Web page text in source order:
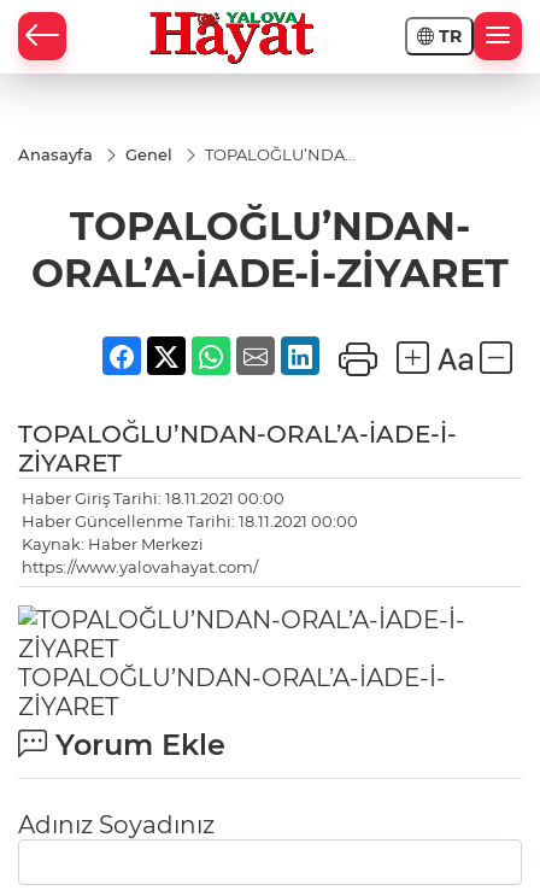
TR
Anasayfa Genel
TOPALOĞLU’NDAN-
TOPALOĞLU’NDAN-
ORAL’A-İADE-İ-ZİYARET
TOPALOĞLU’NDAN-ORAL’A-İADE-İ-
ZİYARET
Haber Giriş Tarihi: 18.11.2021 00:00
Haber Güncellenme Tarihi: 18.11.2021 00:00
Kaynak: Haber Merkezi
https://www.yalovahayat.com/
TOPALOĞLU’NDAN-ORAL’A-İADE-İ-
ZİYARET
Yorum Ekle
Adınız Soyadınız